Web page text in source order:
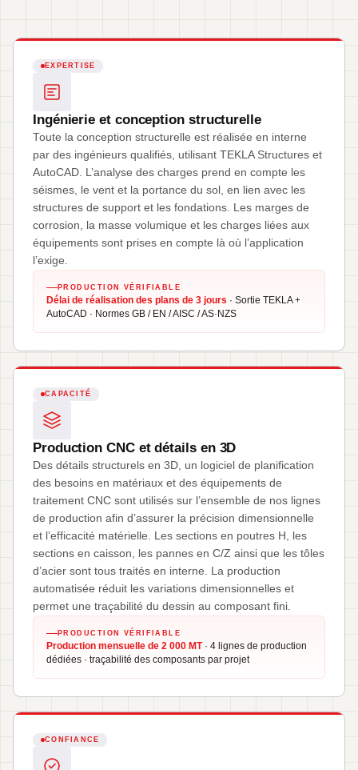
EXPERTISE
Ingénierie et conception structurelle
Toute la conception structurelle est réalisée en interne
par des ingénieurs qualifiés, utilisant TEKLA Structures et
AutoCAD. L’analyse des charges prend en compte les
séismes, le vent et la portance du sol, en lien avec les
structures de support et les fondations. Les marges de
corrosion, la masse volumique et les charges liées aux
équipements sont prises en compte là où l’application
l’exige.
PRODUCTION VÉRIFIABLE
Délai de réalisation des plans de 3 jours · Sortie TEKLA +
AutoCAD · Normes GB / EN / AISC / AS·NZS
CAPACITÉ
Production CNC et détails en 3D
Des détails structurels en 3D, un logiciel de planification
des besoins en matériaux et des équipements de
traitement CNC sont utilisés sur l’ensemble de nos lignes
de production afin d’assurer la précision dimensionnelle
et l’efficacité matérielle. Les sections en poutres H, les
sections en caisson, les pannes en C/Z ainsi que les tôles
d’acier sont tous traités en interne. La production
automatisée réduit les variations dimensionnelles et
permet une traçabilité du dessin au composant fini.
PRODUCTION VÉRIFIABLE
Production mensuelle de 2 000 MT · 4 lignes de production
dédiées · traçabilité des composants par projet
CONFIANCE